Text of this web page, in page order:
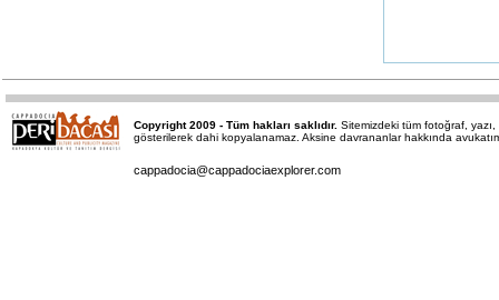
Copyright 2009 - Tüm hakları saklıdır. Sitemizdeki tüm fotoğraf,
gösterilerek dahi kopyalanamaz. Aksine davrananlar hakkında
cappadocia@cappadociaexplorer.com